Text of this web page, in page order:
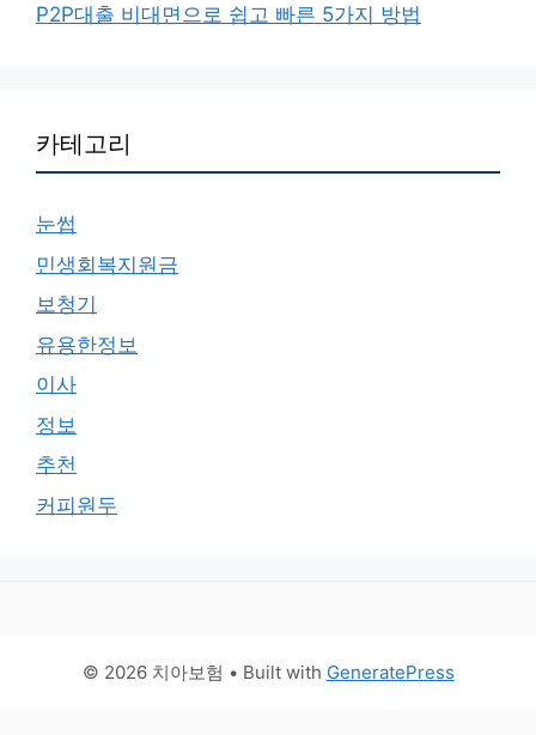
P2P대출 비대면으로 쉽고 빠른 5가지 방법
카테고리
눈썹
민생회복지원금
보청기
유용한정보
이사
정보
추천
커피원두
© 2026 치아보험 • Built with GeneratePress